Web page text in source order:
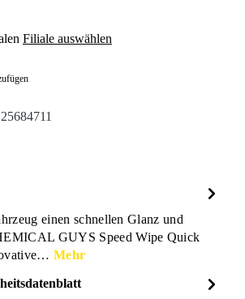
Filiale auswählen
25684711
einen schnellen Glanz und
GUYS Speed Wipe Quick
Mehr